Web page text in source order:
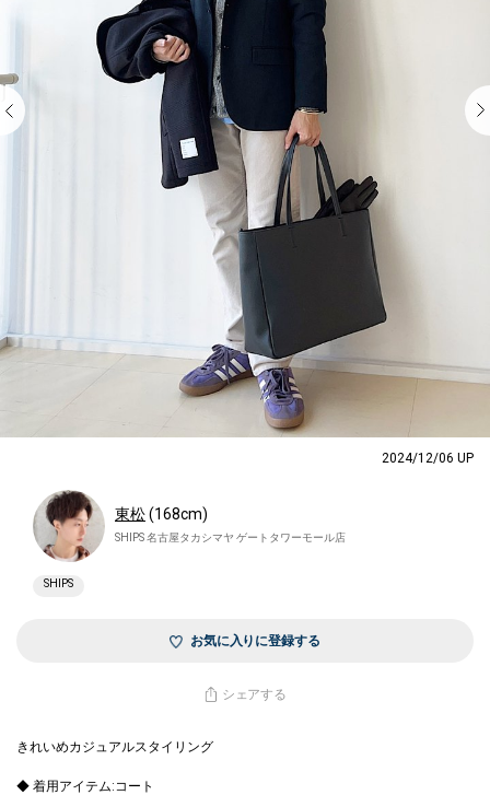
2024/12/06 UP
東松(168cm)
SHIPS 名古屋タカシマヤ ゲートタワーモール店
SHIPS
お気に入りに登録する
シェアする
きれいめカジュアルスタイリング
◆ 着用アイテム:コート